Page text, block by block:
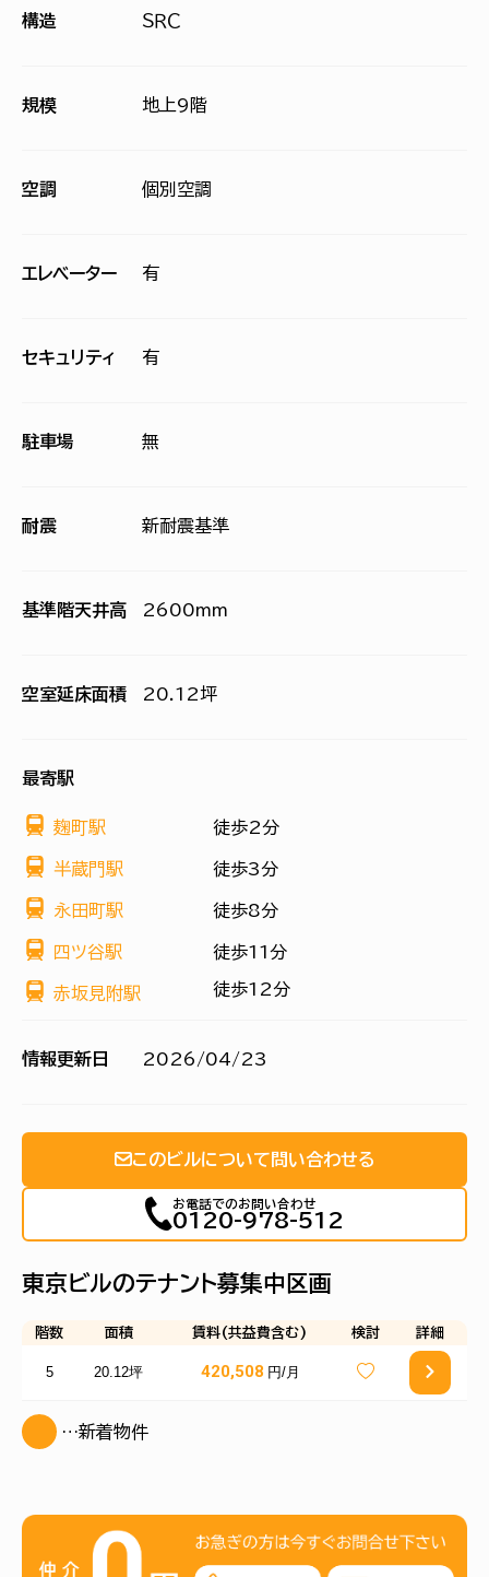
構造 ＳＲＣ
規模 地上9階
空調 個別空調
エレベーター 有
セキュリティ 有
駐車場 無
耐震 新耐震基準
基準階天井高 2600mm
空室延床面積 20.12坪
最寄駅
麹町駅 徒歩2分
半蔵門駅 徒歩3分
永田町駅 徒歩8分
四ツ谷駅 徒歩11分
赤坂見附駅 徒歩12分
情報更新日 2026/04/23
このビルについて問い合わせる
お電話でのお問い合わせ
0120-978-512
東京ビルのテナント募集中区画
階数 面積 賃料(共益費含む) 検討 詳細
5 20.12坪 420,508 円/月
…新着物件